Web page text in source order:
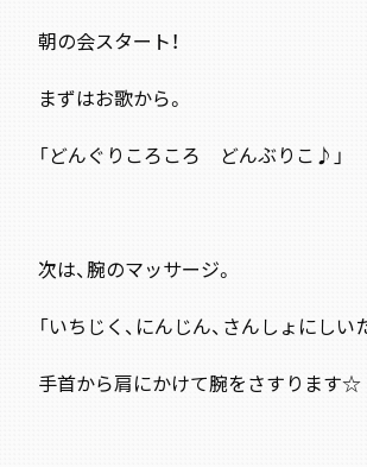
朝の会スタート！
まずはお歌から。
「どんぐりころころ どんぶりこ♪」
次は、腕のマッサージ。
「いちじく、にんじん、さんしょにしい
手首から肩にかけて腕をさすります☆